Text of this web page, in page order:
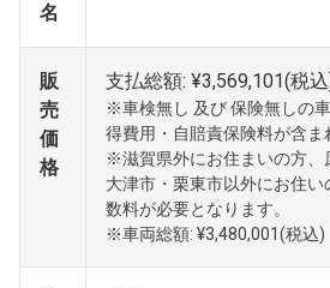
名
販
売
価
格
支払総額: ¥3,569,101(税
※車検無し 及び 保険無しの
得費用・自賠責保険料が含ま
※滋賀県外にお住まいの方、
大津市・栗東市以外にお住
数料が必要となります。
※車両総額: ¥3,480,001(税込)